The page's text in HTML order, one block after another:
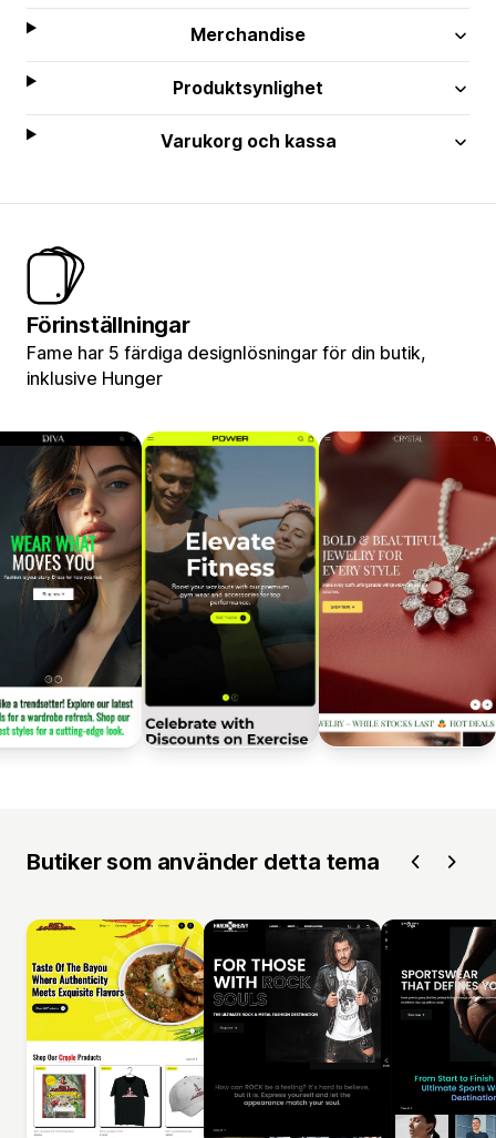
Merchandise
Produktsynlighet
Varukorg och kassa
Förinställningar
Fame har 5 färdiga designlösningar för din butik,
inklusive Hunger
Butiker som använder detta tema